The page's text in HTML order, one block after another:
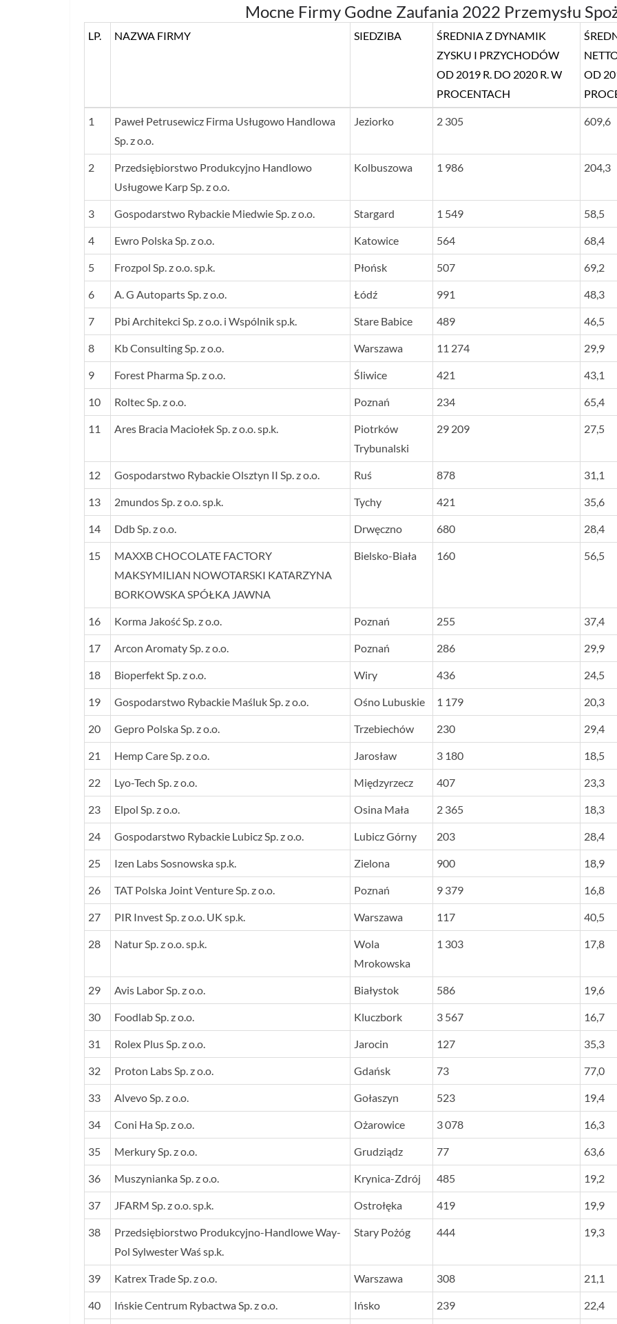
Mocne Firmy Godne Zaufania 2022 Przemysłu
LP. NAZWA FIRMY SIEDZIBA
ŚREDNIA Z DYNAMIK
ZYSKU I PRZYCHODÓW
OD 2019 R. DO 2020 R. W
PROCENTACH
OD
LP.
NAZWA FIRMY SIEDZIBA
ŚREDNIA Z DYNAMIK
OD 2019 R. DO 2020 R. W
PROCENTACH
OD
1
Paweł Petrusewicz Firma Usługowo Handlowa
Sp. z o.o.
Jeziorko 2 305 609,6
2
Przedsiębiorstwo Produkcyjno Handlowo
Usługowe Karp Sp. z o.o.
Kolbuszowa 1 986 204,3
3 Gospodarstwo Rybackie Miedwie Sp. z o.o. Stargard 1 549 58,5
4 Ewro Polska Sp. z o.o. Katowice 564 68,4
5 Frozpol Sp. z o.o. sp.k. Płońsk 507 69,2
6 A. G Autoparts Sp. z o.o. Łódź 991 48,3
7 Pbi Architekci Sp. z o.o. i Wspólnik sp.k. Stare Babice 489 46,5
8 Kb Consulting Sp. z o.o. Warszawa 11 274 29,9
9 Forest Pharma Sp. z o.o. Śliwice 421 43,1
10 Roltec Sp. z o.o. Poznań 234 65,4
11 Ares Bracia Maciołek Sp. z o.o. sp.k.
Piotrków
Trybunalski
29 209 27,5
12 Gospodarstwo Rybackie Olsztyn II Sp. z o.o. Ruś 878 31,1
13 2mundos Sp. z o.o. sp.k. Tychy 421 35,6
14 Ddb Sp. z o.o. Drwęczno 680 28,4
15
MAXXB CHOCOLATE FACTORY
MAKSYMILIAN NOWOTARSKI KATARZYNA
BORKOWSKA SPÓŁKA JAWNA
Bielsko-Biała 160 56,5
16 Korma Jakość Sp. z o.o. Poznań 255 37,4
17 Arcon Aromaty Sp. z o.o. Poznań 286 29,9
18 Bioperfekt Sp. z o.o. Wiry 436 24,5
19 Gospodarstwo Rybackie Maśluk Sp. z o.o. Ośno Lubuskie 1 179 20,3
20 Gepro Polska Sp. z o.o. Trzebiechów 230 29,4
21 Hemp Care Sp. z o.o. Jarosław 3 180 18,5
22 Lyo-Tech Sp. z o.o. Międzyrzecz 407 23,3
23 Elpol Sp. z o.o. Osina Mała 2 365 18,3
24 Gospodarstwo Rybackie Lubicz Sp. z o.o. Lubicz Górny 203 28,4
25 Izen Labs Sosnowska sp.k. Zielona 900 18,9
26 TAT Polska Joint Venture Sp. z o.o. Poznań 9 379 16,8
27 PIR Invest Sp. z o.o. UK sp.k. Warszawa 117 40,5
28 Natur Sp. z o.o. sp.k.
Wola
Mrokowska
1 303 17,8
29 Avis Labor Sp. z o.o. Białystok 586 19,6
30 Foodlab Sp. z o.o. Kluczbork 3 567 16,7
31 Rolex Plus Sp. z o.o. Jarocin 127 35,3
32 Proton Labs Sp. z o.o. Gdańsk 73 77,0
33 Alvevo Sp. z o.o. Gołaszyn 523 19,4
34 Coni Ha Sp. z o.o. Ożarowice 3 078 16,3
35 Merkury Sp. z o.o. Grudziądz 77 63,6
36 Muszynianka Sp. z o.o. Krynica-Zdrój 485 19,2
37 JFARM Sp. z o.o. sp.k. Ostrołęka 419 19,9
38
Przedsiębiorstwo Produkcyjno-Handlowe Way-
Pol Sylwester Waś sp.k.
Stary Pożóg 444 19,3
39 Katrex Trade Sp. z o.o. Warszawa 308 21,1
40 Ińskie Centrum Rybactwa Sp. z o.o. Ińsko 239 22,4